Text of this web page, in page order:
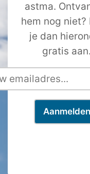
astma.
hem nog niet?
je dan
gratis aan.